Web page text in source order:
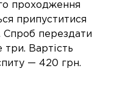
проходження
припуститися
Спроб перездати
три. Вартість
— 420 грн.